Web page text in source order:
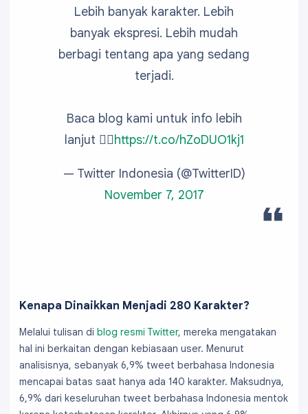
Lebih banyak karakter. Lebih
banyak ekspresi. Lebih mudah
berbagi tentang apa yang sedang
terjadi.
Baca blog kami untuk info lebih
lanjut 👇🏽https://t.co/hZoDUO1kj1
— Twitter Indonesia (@TwitterID)
November 7, 2017
Kenapa Dinaikkan Menjadi 280 Karakter?
Melalui tulisan di blog resmi Twitter, mereka mengatakan
hal ini berkaitan dengan kebiasaan user. Menurut
analisisnya, sebanyak 6,9% tweet berbahasa Indonesia
mencapai batas saat hanya ada 140 karakter. Maksudnya,
6,9% dari keseluruhan tweet berbahasa Indonesia mentok